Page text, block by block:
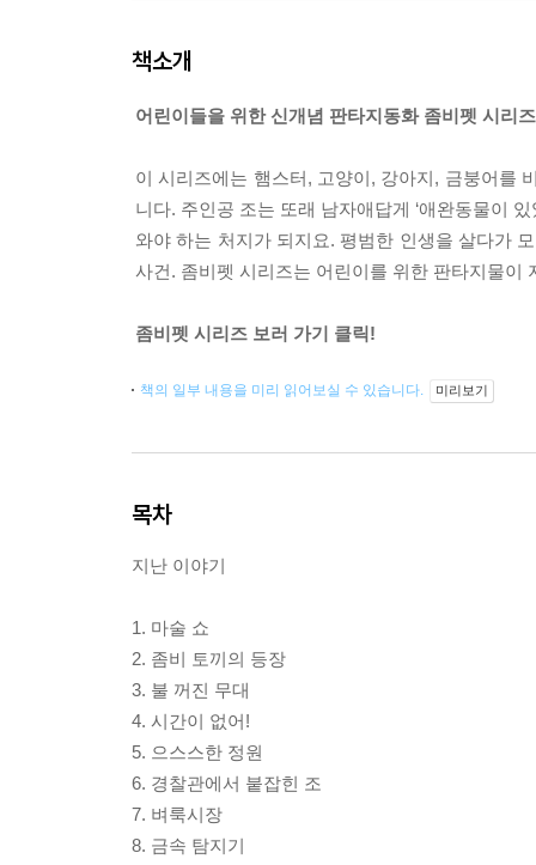
책소개
어린이들을 위한 신개념 판타지동화 좀비펫 시리
이 시리즈에는 햄스터, 고양이, 강아지, 금붕어를
니다. 주인공 조는 또래 남자애답게 ‘애완동물이
와야 하는 처지가 되지요. 평범한 인생을 살다가
사건. 좀비펫 시리즈는 어린이를 위한 판타지물이
좀비펫 시리즈 보러 가기 클릭!
책의 일부 내용을 미리 읽어보실 수 있습니다. 미리보기
목차
지난 이야기
1. 마술 쇼
2. 좀비 토끼의 등장
3. 불 꺼진 무대
4. 시간이 없어!
5. 으스스한 정원
6. 경찰관에서 붙잡힌 조
7. 벼룩시장
8. 금속 탐지기